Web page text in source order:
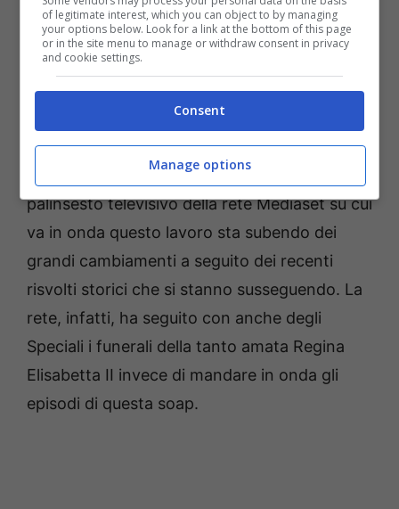
rivivere dei momenti intensi e particolari di
questa grande storia, potrà guardarli online
cliccando sull’icona della relativa puntata della
soap. Insomma, queste sono novità davvero
entusiasmanti per gli amanti di questa fiction
che continua a mietere un successo dopo
l’altro, tanto più in questo periodo che il
palinsesto televisivo della rete Mediaset su cui
va in onda questo lavoro sta subendo dei
grandi cambiamenti a seguito dei recenti
risvolti storici che si stanno susseguendo. La
rete, infatti, ha seguito con anche degli
Speciali i funerali della tanto amata Regina
Elisabetta II invece di mandare in onda gli
episodi di questa soap.
of legitimate interest, which you can object to by managing
your options below. Look for a link at the bottom of this page
or in the site menu to manage or withdraw consent in privacy
and cookie settings.
Consent
Manage options